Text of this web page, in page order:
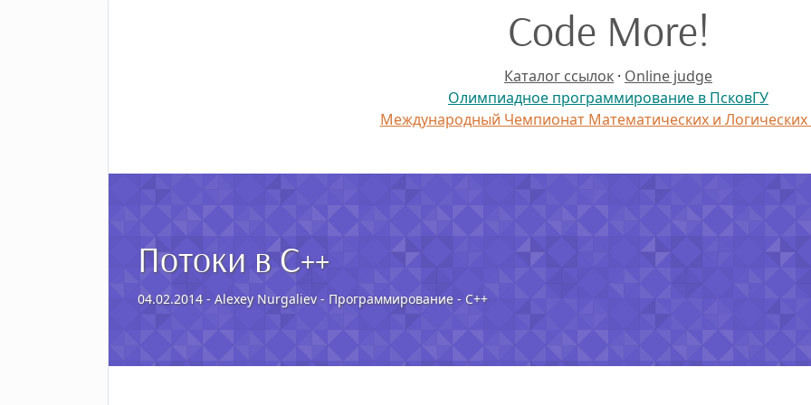
Code More!
Каталог ссылок · Online judge
Олимпиадное программирование в ПсковГУ
Международный Чемпионат Математических и Логических
Потоки в C++
04.02.2014 - Alexey Nurgaliev - Программирование - C++